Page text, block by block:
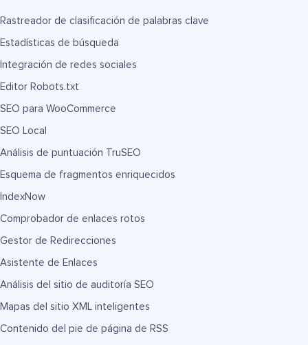
Rastreador de clasificación de palabras clave
Estadísticas de búsqueda
Integración de redes sociales
Editor Robots.txt
SEO para WooCommerce
SEO Local
Análisis de puntuación TruSEO
Esquema de fragmentos enriquecidos
IndexNow
Comprobador de enlaces rotos
Gestor de Redirecciones
Asistente de Enlaces
Análisis del sitio de auditoría SEO
Mapas del sitio XML inteligentes
Contenido del pie de página de RSS